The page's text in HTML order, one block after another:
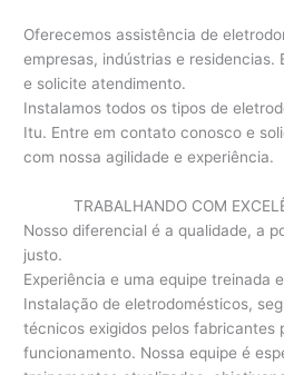
Oferecemos assistência de
empresas, indústrias e
e solicite atendimento.
Instalamos todos os tipos de
Itu. Entre em contato conosco e
com nossa agilidade e experiência.
TRABALHANDO COM
Nosso diferencial é a qualidade, a
justo.
Experiência e uma equipe treinada
Instalação de eletrodomésticos,
técnicos exigidos pelos fabricantes
funcionamento. Nossa equipe é